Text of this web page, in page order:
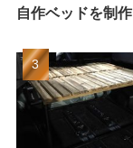
自作ベッドを制作